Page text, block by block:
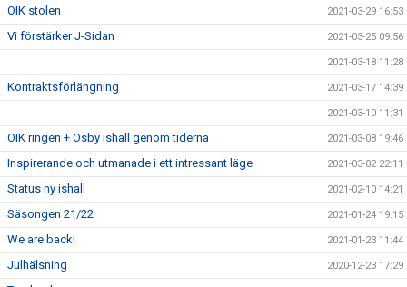
OIK stolen 2021-03-29 16:53
Vi förstärker J-Sidan 2021-03-25 09:56
2021-03-18 11:28
Kontraktsförlängning 2021-03-17 14:39
2021-03-10 11:31
OIK ringen + Osby ishall genom tiderna 2021-03-08 19:46
Inspirerande och utmanade i ett intressant läge 2021-03-02 22:11
Status ny ishall 2021-02-10 14:21
Säsongen 21/22 2021-01-24 19:15
We are back! 2021-01-23 11:44
Julhälsning 2020-12-23 17:29